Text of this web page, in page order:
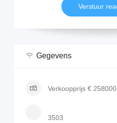
Gegevens
Verkoopprijs € 258000
3503